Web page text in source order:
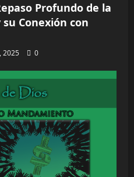
Profundo de la
su Conexión con
2025 0